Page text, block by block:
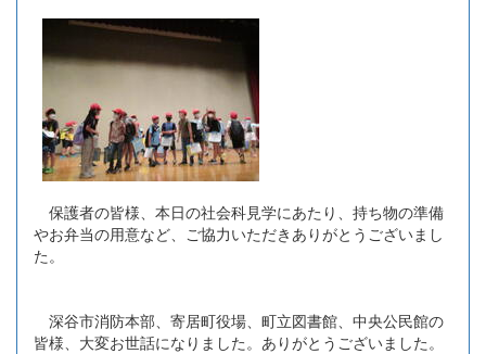
保護者の皆様、本日の社会科見学にあたり、持ち物の準備
やお弁当の用意など、ご協力いただきありがとうございまし
た。
深谷市消防本部、寄居町役場、町立図書館、中央公民館の
皆様、大変お世話になりました。ありがとうございました。